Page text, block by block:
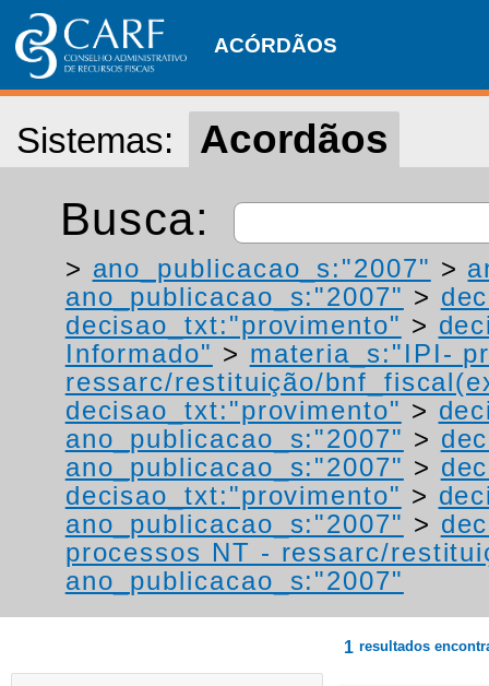
ACÓRDÃOS
Sistemas: Acordãos
Busca:
> ano_publicacao_s:"2007" >
ano_publicacao_s:"2007" >
decisao_txt:"provimento" >
Informado" > materia_s:"IPI-
ressarc/restituição/
decisao_txt:"provimento" >
ano_publicacao_s:"2007" >
ano_publicacao_s:"2007" >
decisao_txt:"provimento" >
ano_publicacao_s:"2007" >
processos NT - ressarc/
ano_publicacao_s:"2007"
1 resultados